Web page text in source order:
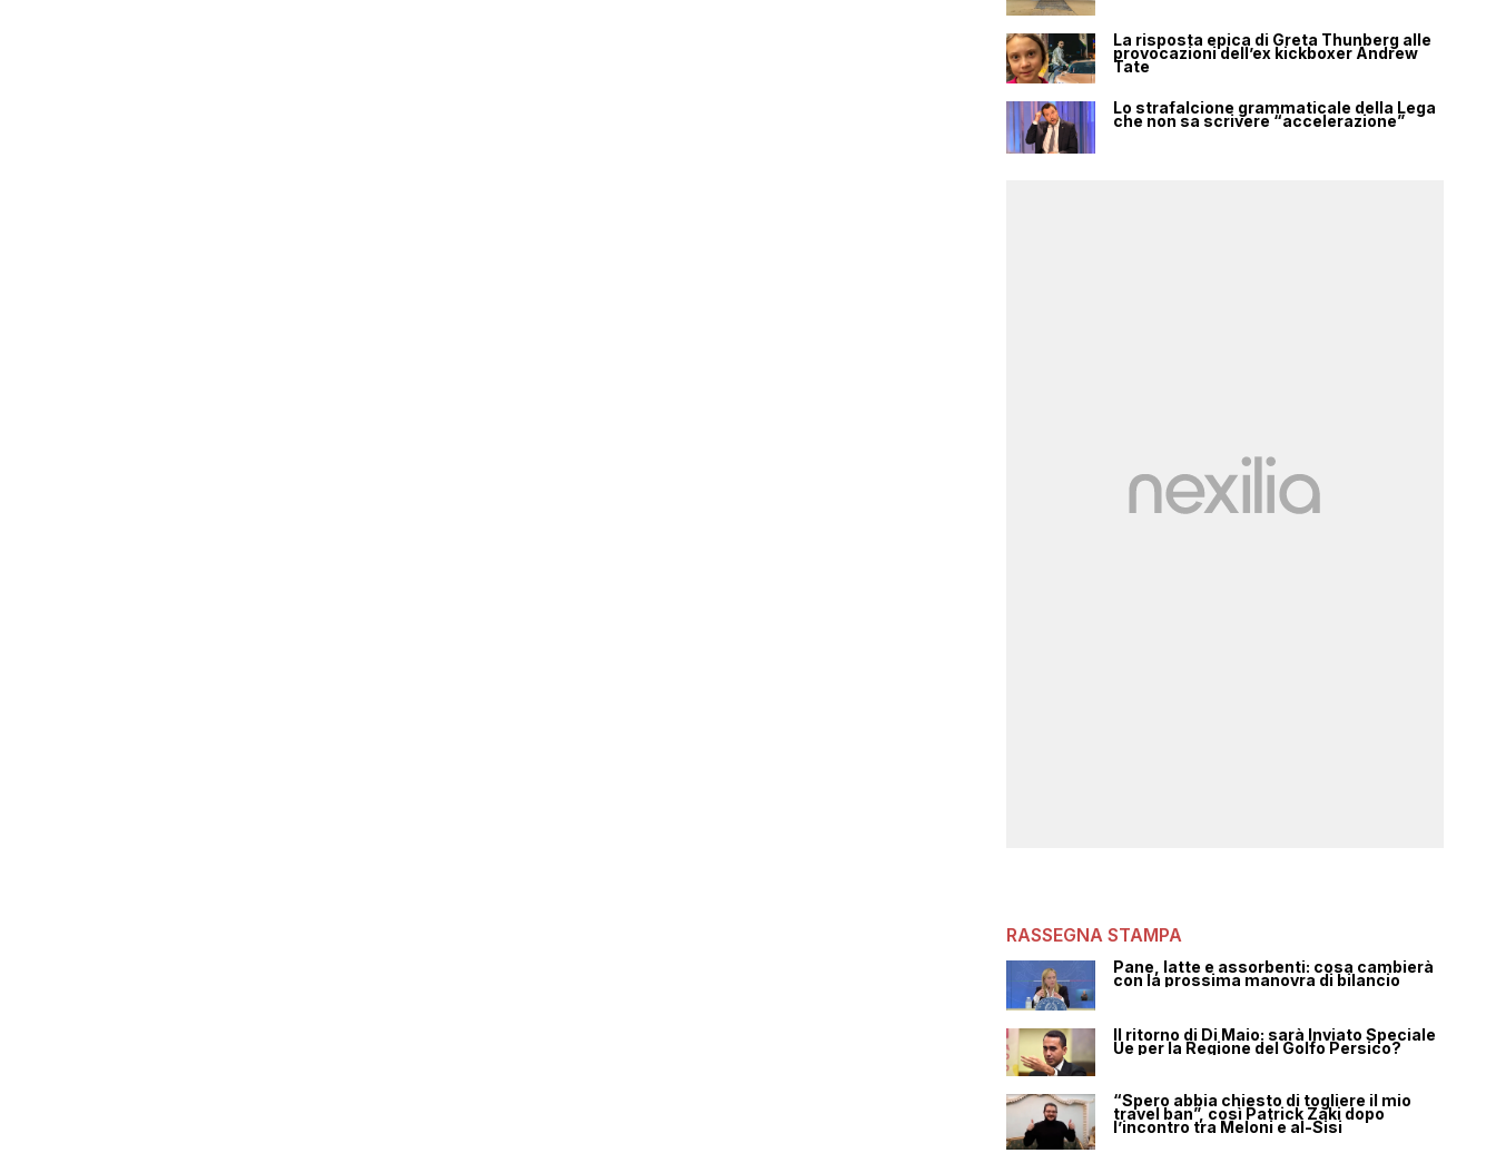
La risposta epica di Greta Thunberg alle
provocazioni dell’ex kickboxer Andrew
Tate
Lo strafalcione grammaticale della Lega
che non sa scrivere “accelerazione”
RASSEGNA STAMPA
Pane, latte e assorbenti: cosa cambierà
con la prossima manovra di bilancio
Il ritorno di Di Maio: sarà Inviato Speciale
Ue per la Regione del Golfo Persico?
“Spero abbia chiesto di togliere il mio
travel ban”, così Patrick Zaki dopo
l’incontro tra Meloni e al-Sisi